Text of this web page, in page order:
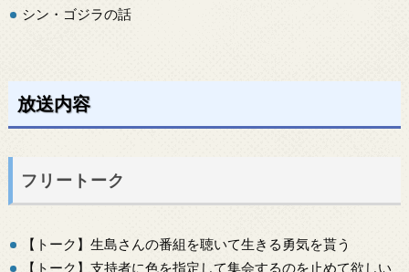
シン・ゴジラの話
放送内容
フリートーク
【トーク】生島さんの番組を聴いて生きる勇気を貰う
【トーク】支持者に色を指定して集会するのを止めて欲しい